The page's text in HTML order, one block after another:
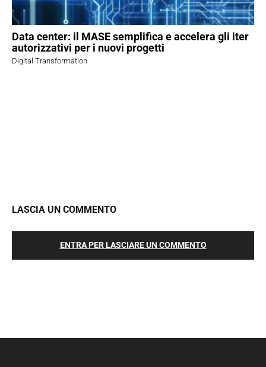
Data center: il MASE semplifica e accelera gli iter
autorizzativi per i nuovi progetti
Digital Transformation
LASCIA UN COMMENTO
ENTRA PER LASCIARE UN COMMENTO